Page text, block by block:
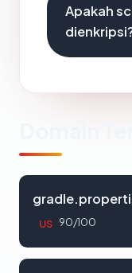
Apakah
US 90/100